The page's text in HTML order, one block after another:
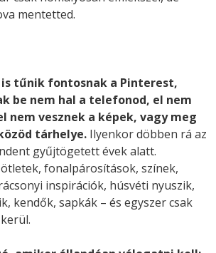
mentetted.
tűnik fontosnak a Pinterest,
be nem hal a telefonod, el nem
nem vesznek a képek, vagy meg
tárhelye. Ilyenkor döbben rá az
gyűjtögetett évek alatt.
fonalpárosítások, színek,
inspirációk, húsvéti nyuszik,
kendők, sapkák – és egyszer csak